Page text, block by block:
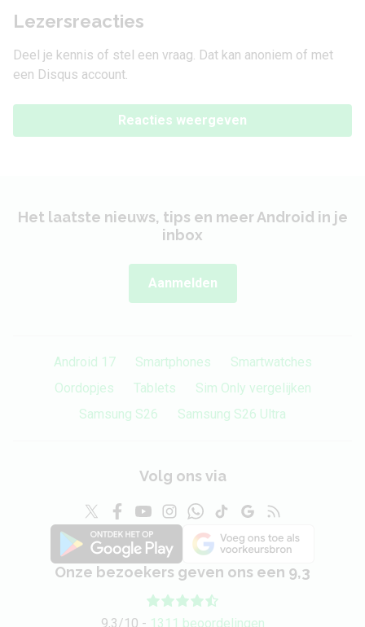
Lezersreacties
Deel je kennis of stel een vraag. Dat kan anoniem of met
een Disqus account.
Reacties weergeven
Het laatste nieuws, tips en meer Android in je
inbox
Aanmelden
Android 17 Smartphones
Smartwatches
Oordopjes
Tablets
Sim Only vergelijken
Samsung S26
Samsung S26 Ultra
Volg ons via
Onze bezoekers geven ons een 9,3
9,3/10 - 1311 beoordelingen